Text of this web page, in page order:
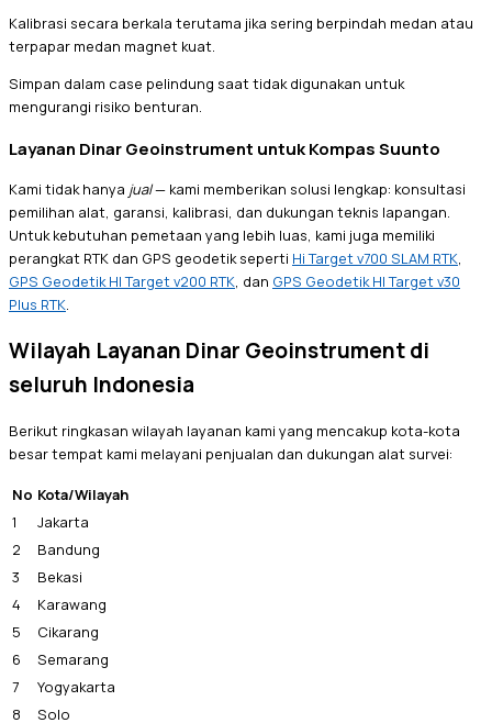
Kalibrasi secara berkala terutama jika sering berpindah medan atau
terpapar medan magnet kuat.
Simpan dalam case pelindung saat tidak digunakan untuk
mengurangi risiko benturan.
Layanan Dinar Geoinstrument untuk Kompas Suunto
Kami tidak hanya jual— kami memberikan solusi lengkap: konsultasi
pemilihan alat, garansi, kalibrasi, dan dukungan teknis lapangan.
Untuk kebutuhan pemetaan yang lebih luas, kami juga memiliki
perangkat RTK dan GPS geodetik seperti Hi Target v700 SLAM RTK,
GPS Geodetik HI Target v200 RTK, dan GPS Geodetik HI Target v30
Plus RTK.
Wilayah Layanan Dinar Geoinstrument di
seluruh Indonesia
Berikut ringkasan wilayah layanan kami yang mencakup kota-kota
besar tempat kami melayani penjualan dan dukungan alat survei:
No Kota/Wilayah
1
Jakarta
2
Bandung
3
Bekasi
4
Karawang
5
Cikarang
6
Semarang
7
Yogyakarta
8
Solo